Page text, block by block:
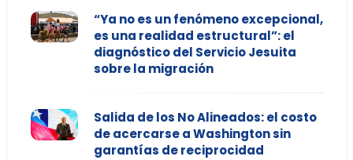
“Ya no es un fenómeno excepcional,
es una realidad estructural”: el
diagnóstico del Servicio Jesuita
sobre la migración
Salida de los No Alineados: el costo
de acercarse a Washington sin
garantías de reciprocidad